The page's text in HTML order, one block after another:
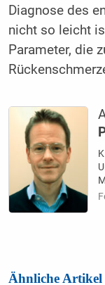
Diagnose des
nicht so leicht
Parameter, die
Ähnliche Artikel